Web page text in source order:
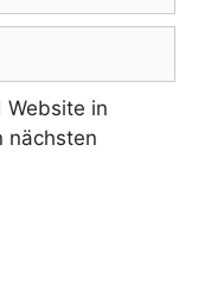
Website in
nächsten